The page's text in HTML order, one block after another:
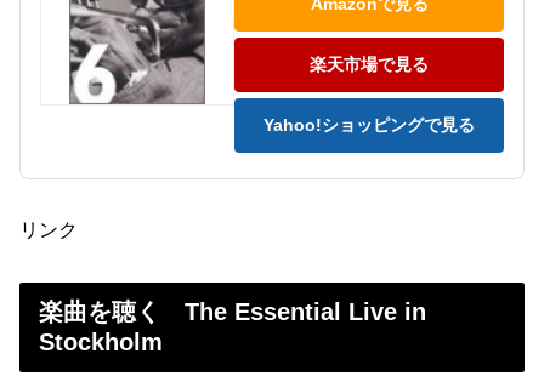
楽天市場で見る
Yahoo!ショッピングで見る
リンク
楽曲を聴く The Essential Live in
Stockholm